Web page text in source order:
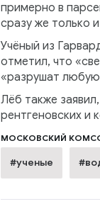
примерно в
сразу же только
Учёный из
отметил, что
«разрушат
Лёб также
рентгеновских и
МОСКОВСКИЙ
#ученые